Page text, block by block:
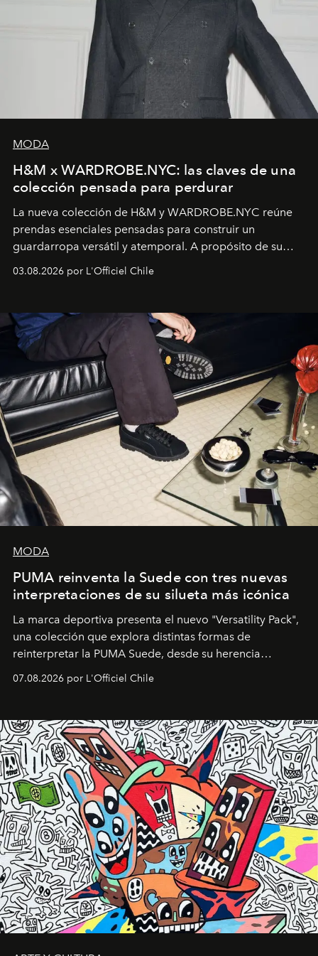
MODA
H&M x WARDROBE.NYC: las claves de una
colección pensada para perdurar
La nueva colección de H&M y WARDROBE.NYC reúne
prendas esenciales pensadas para construir un
guardarropa versátil y atemporal. A propósito de su
lanzamiento, los fundadores de la firma neoyorquina y
la asesora creativa y jefa de diseño global de la marca
y la filosofía detrás de la propuesta.
03.08.2026 por L'Officiel Chile
MODA
PUMA reinventa la Suede con tres nuevas
interpretaciones de su silueta más icónica
La marca deportiva presenta el nuevo "Versatility Pack",
una colección que explora distintas formas de
reinterpretar la PUMA Suede, desde su herencia
deportiva hasta una mirada moderna inspirada en el
diseño y el universo outdoor.
07.08.2026 por L'Officiel Chile